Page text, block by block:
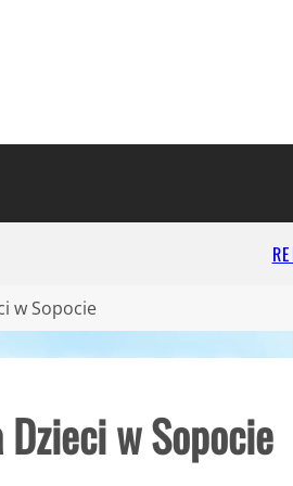
w Sopocie
w Sopocie